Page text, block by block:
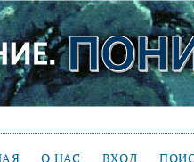
О НАС ВХОД